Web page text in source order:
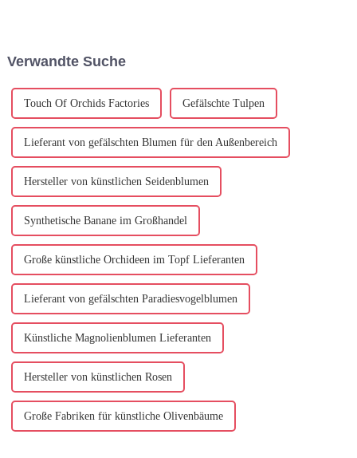
künstlicher Calla-Lilien...
Verwandte Suche
Touch Of Orchids Factories Gefälschte Tulpen
Lieferant von gefälschten Blumen für den Außenbereich
Hersteller von künstlichen Seidenblumen
Synthetische Banane im Großhandel
Große künstliche Orchideen im Topf Lieferanten
Lieferant von gefälschten Paradiesvogelblumen
Künstliche Magnolienblumen Lieferanten
Hersteller von künstlichen Rosen
Große Fabriken für künstliche Olivenbäume